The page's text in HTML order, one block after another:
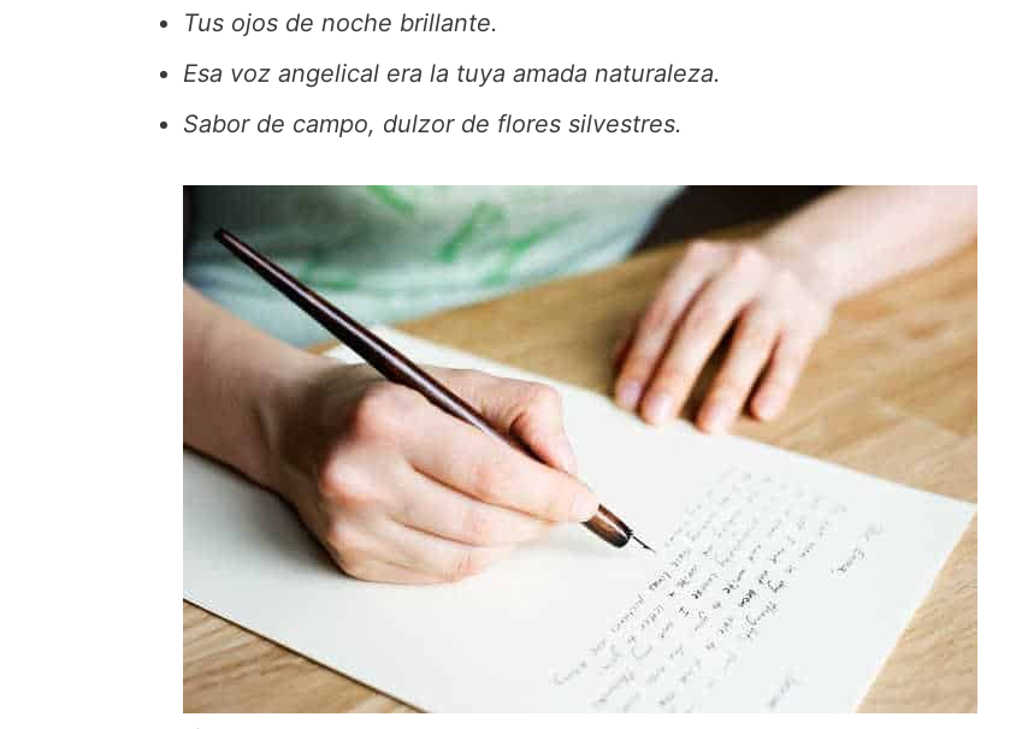
Tus ojos de noche brillante.
Esa voz angelical era la tuya amada naturaleza.
Sabor de campo, dulzor de flores silvestres.